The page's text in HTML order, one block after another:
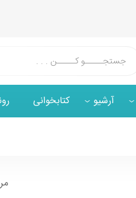
آرشیو کتابخوانی